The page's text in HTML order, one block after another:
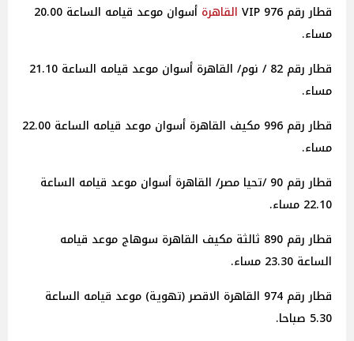
قطار رقم 976 VIP
القاهرة
أسوان موعد قيامه الساعة 20.00
مساء.
قطار رقم 82 / نوم/ القاهرة أسوان موعد قيامه الساعة 21.10
مساء.
قطار رقم 996 مكيف القاهرة أسوان موعد قيامه الساعة 22.00
مساء.
قطار رقم 90 /تحيا مصر/ القاهرة أسوان موعد قيامه الساعة
22.10 مساء.
قطار رقم 890 ثالثة مكيف القاهرة سوهاج موعد قيامه
الساعة 23.30 مساء.
قطار رقم 974 القاهرة الاقصر (تهوية) موعد قيامه الساعة
5.30 صباحا.